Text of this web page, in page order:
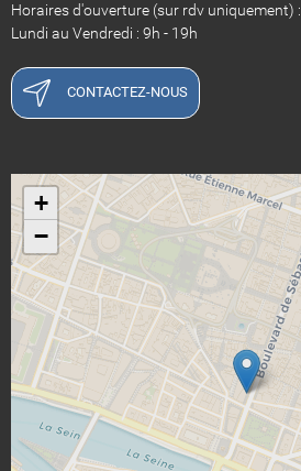
Horaires d'ouverture (sur rdv uniquement) :
Lundi au Vendredi : 9h - 19h
CONTACTEZ-NOUS
+
−